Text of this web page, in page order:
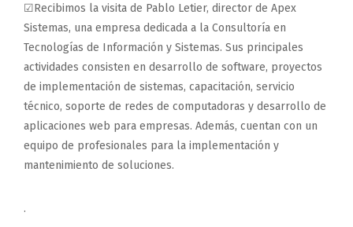
☑Recibimos la visita de Pablo Letier, director de Apex
Sistemas, una empresa dedicada a la Consultoría en
Tecnologías de Información y Sistemas. Sus principales
actividades consisten en desarrollo de software, proyectos
de implementación de sistemas, capacitación, servicio
técnico, soporte de redes de computadoras y desarrollo de
aplicaciones web para empresas. Además, cuentan con un
equipo de profesionales para la implementación y
mantenimiento de soluciones.
.